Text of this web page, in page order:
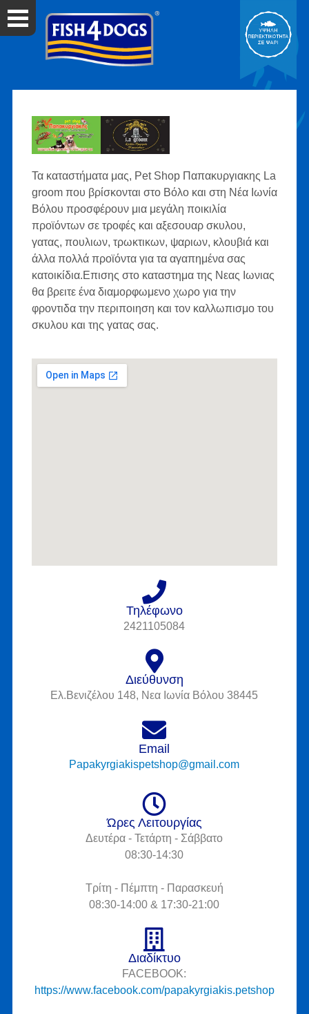
Τα καταστήματα μας, Pet Shop Παπακυργιακης La
groom που βρίσκονται στο Βόλο και στη Νέα Ιωνία
Βόλου προσφέρουν μια μεγάλη ποικιλία
προϊόντων σε τροφές και αξεσουαρ σκυλου,
γατας, πουλιων, τρωκτικων, ψαριων, κλουβιά και
άλλα πολλά προϊόντα για τα αγαπημένα σας
κατοικίδια.Επισης στο καταστημα της Νεας Ιωνιας
θα βρειτε ένα διαμορφωμενο χωρο για την
φροντιδα την περιποιηση και τον καλλωπισμο του
σκυλου και της γατας σας.
Τηλέφωνο
2421105084
Διεύθυνση
Ελ.Βενιζέλου 148, Νεα Ιωνία Βόλου 38445
Email
Papakyrgiakispetshop@gmail.com
Ώρες Λειτουργίας
Δευτέρα - Τετάρτη - Σάββατο
08:30-14:30
Τρίτη - Πέμπτη - Παρασκευή
08:30-14:00 & 17:30-21:00
Διαδίκτυο
FACEBOOK:
https://www.facebook.com/papakyrgiakis.petshop